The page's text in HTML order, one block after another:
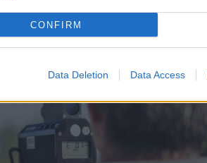
CONFIRM
Data Deletion Data Access